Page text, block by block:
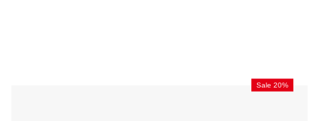
Sale 20%